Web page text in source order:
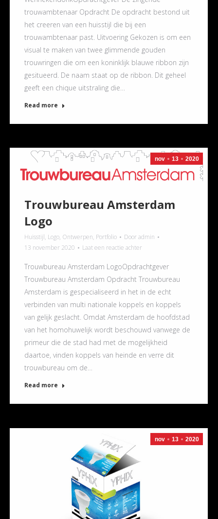
trouwambtenaar Opdracht De opdracht bestond uit
het creeren van een huisstijl die bij een
trouwambtenaar past. Uitvoering Gekozen is om een
visual te maken van twee glimmende gouden
trouwringen die om een koninklijk blauwe ribbon zijn
gesitueerd. De naam staat op de ribbon. Dit geheel
geeft een chique uitstraling die…
Read more
nov 13 2020
Trouwbureau Amsterdam
Logo
Huisstijl, Logo, Ontwerpen, Portfolio Dooradmin
13 november 2020
Laat een reactie achter
Trouwbureau Amsterdam LogoOpdrachtgever
Trouwbureau Amsterdam Opdracht Trouwbureau
Amsterdam is gespecialiseerd in het in de echt
verbinden van multi nationale koppels en koppels
van gelijk geslacht. Omdat Amsterdam de hoofdstad
van het homohuwelijk wordt beschouwd vanwege de
primeur die de stad had met de mogelijkheid
daartoe, vinden koppels van heinde en verre dit
trouwbureau om de…
Read more
nov 13 2020